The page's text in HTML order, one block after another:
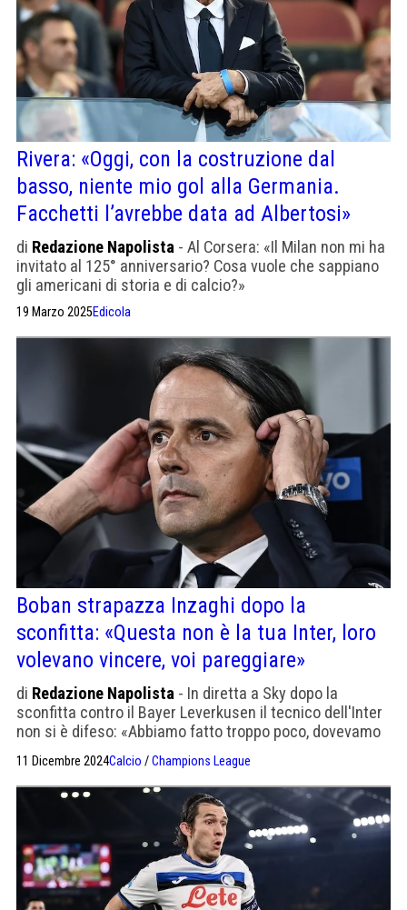
Rivera: «Oggi, con la costruzione dal
basso, niente mio gol alla Germania.
Facchetti l’avrebbe data ad Albertosi»
di Redazione Napolista - Al Corsera: «Il Milan non mi ha
invitato al 125° anniversario? Cosa vuole che sappiano
gli americani di storia e di calcio?»
19 Marzo 2025Edicola
Boban strapazza Inzaghi dopo la
sconfitta: «Questa non è la tua Inter, loro
volevano vincere, voi pareggiare»
di Redazione Napolista - In diretta a Sky dopo la
sconfitta contro il Bayer Leverkusen il tecnico dell'Inter
non si è difeso: «Abbiamo fatto troppo poco, dovevamo
11 Dicembre 2024Calcio /Champions League